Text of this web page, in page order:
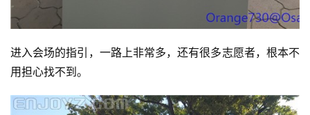
进入会场的指引，一路上非常多，还有很多志愿者，根本不
用担心找不到。